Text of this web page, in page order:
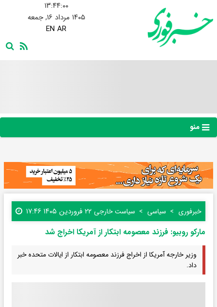
۱۳:۴۴:۰۲
۱۴۰۵ مرداد ۱۶, جمعه
EN AR
منو
خبرفوری سیاسی سیاست خارجی ۲۲ فروردین ۱۴۰۵ ۱۷:۴۶
مارکو روبیو: فرزند معصومه ابتکار از آمریکا اخراج شد
وزیر خارجه آمریکا از اخراج فرزند معصومه ابتکار از ایالات متحده خبر
داد.